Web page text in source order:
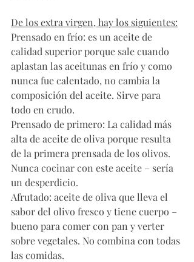
De los extra virgen, hay los siguientes:
Prensado en frío: es un aceite de
calidad superior porque sale cuando
aplastan las aceitunas en frío y como
nunca fue calentado, no cambia la
composición del aceite. Sirve para
todo en crudo.
Prensado de primero: La calidad más
alta de aceite de oliva porque resulta
de la primera prensada de los olivos.
Nunca cocinar con este aceite – sería
un desperdicio.
Afrutado: aceite de oliva que lleva el
sabor del olivo fresco y tiene cuerpo –
bueno para comer con pan y verter
sobre vegetales. No combina con todas
las comidas.